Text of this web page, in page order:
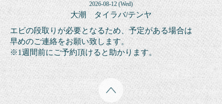
2026-08-12 (Wed)
大潮 タイラバ/テンヤ
エビの段取りが必要となるため、予定がある場合は
早めのご連絡をお願い致します。
※1週間前にご予約頂けると助かります。